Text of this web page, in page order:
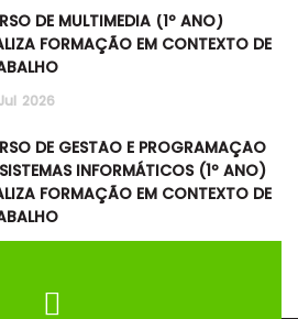
DE MULTIMÉDIA (1º ANO)
FORMAÇÃO EM CONTEXTO DE
2026
DE GESTÃO E PROGRAMAÇÃO
INFORMÁTICOS (1º ANO)
FORMAÇÃO EM CONTEXTO DE